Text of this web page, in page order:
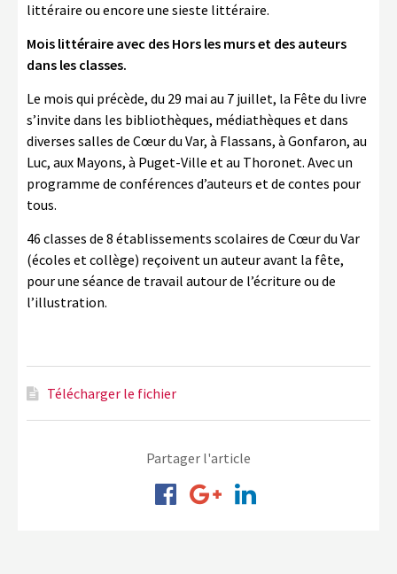
littéraire ou encore une sieste littéraire.
Mois littéraire avec des Hors les murs et des auteurs
dans les classes.
Le mois qui précède, du 29 mai au 7 juillet, la Fête du livre
s’invite dans les bibliothèques, médiathèques et dans
diverses salles de Cœur du Var, à Flassans, à Gonfaron, au
Luc, aux Mayons, à Puget-Ville et au Thoronet. Avec un
programme de conférences d’auteurs et de contes pour
tous.
46 classes de 8 établissements scolaires de Cœur du Var
(écoles et collège) reçoivent un auteur avant la fête,
pour une séance de travail autour de l’écriture ou de
l’illustration.
Télécharger le fichier
Partager l'article